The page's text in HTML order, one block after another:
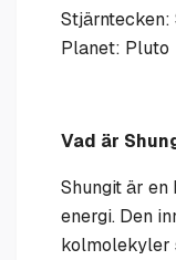
Stjärntecken:
Planet: Pluto
Vad är
Shungit är
energi. Den
kolmolekyler